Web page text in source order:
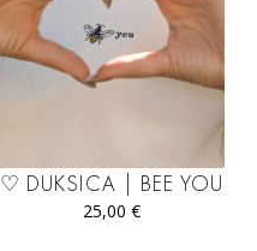
♡ DUKSICA | BEE YOU
25,00 €